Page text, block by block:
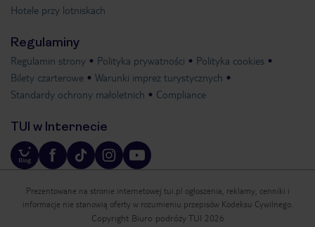
Hotele przy lotniskach
Regulaminy
Regulamin strony Polityka prywatności
Polityka cookies
Bilety czarterowe
Warunki imprez turystycznych
Standardy ochrony małoletnich
Compliance
TUI w Internecie
Prezentowane na stronie internetowej tui.pl ogłoszenia, reklamy, cenniki i
informacje nie stanowią oferty w rozumieniu przepisów Kodeksu Cywilnego.
Copyright Biuro podróży TUI 2026